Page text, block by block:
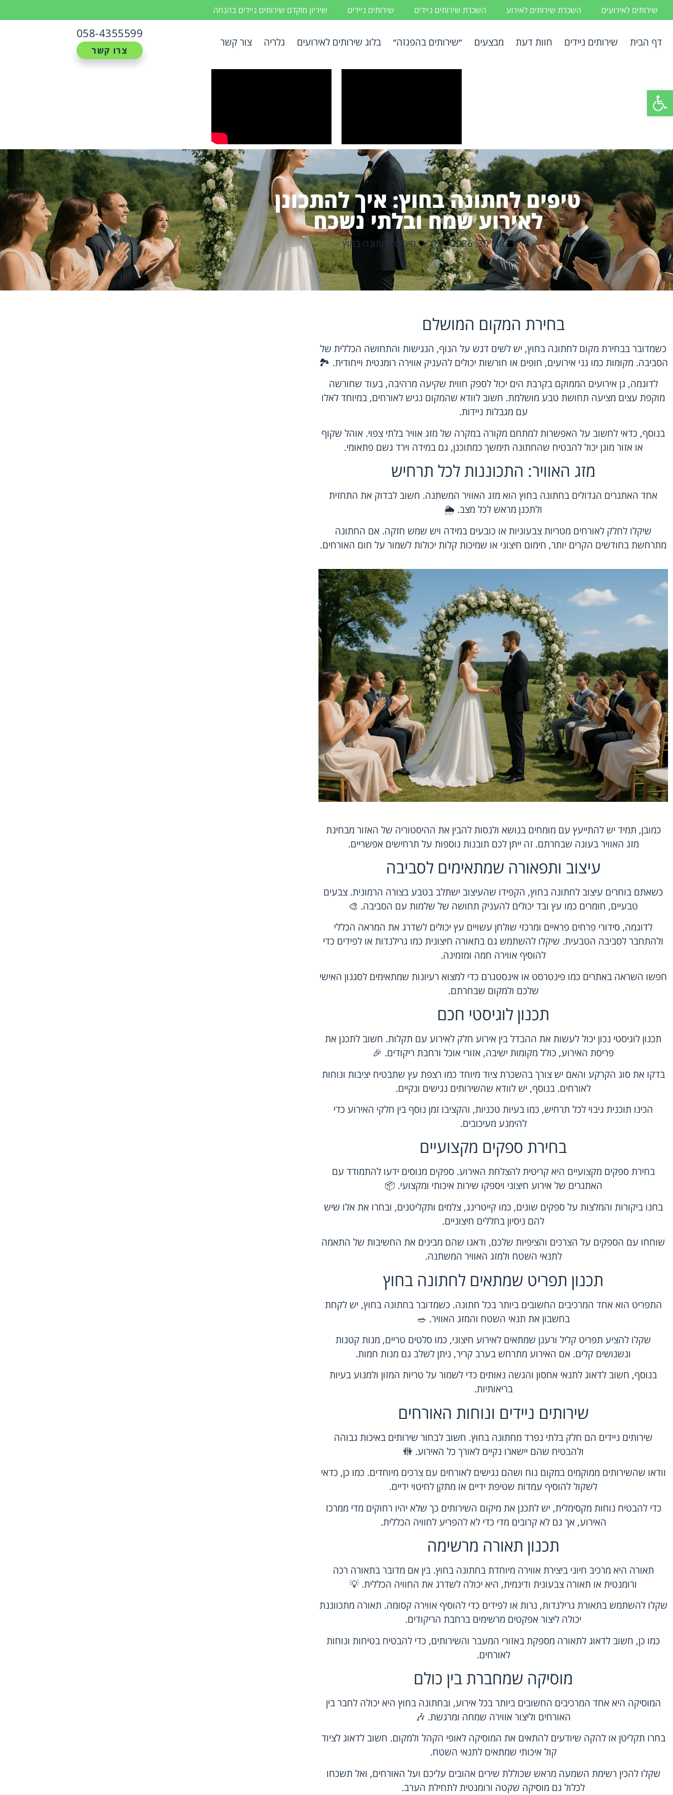
פתח סרגל נגישות
שירותים לאירועים השכרת שירותים לאירוע השכרת שירותים ניידים שירותים ניידים שיריון מוקדם שירותים ניידים בהנחה
דף הבית שירותים ניידים חוות דעת מבצעים ״שירותים בהפגזה״ בלוג שירותים לאירועים גלריה צור קשר
058-4355599
צרו קשר
טיפים לחתונה בחוץ: איך להתכונן
לאירוע שמח ובלתי נשכח
מאי 30, 2026 כללי טיפים לחתונה בחוץ
בחירת המקום המושלם
כשמדובר בבחירת מקום לחתונה בחוץ, יש לשים דגש על הנוף, הנגישות והתחושה הכללית של
הסביבה. מקומות כמו גני אירועים, חופים או חורשות יכולים להעניק אווירה רומנטית וייחודית. 🏞️
לדוגמה, גן אירועים הממוקם בקרבת הים יכול לספק חווית שקיעה מרהיבה, בעוד שחורשה
מוקפת עצים מציעה תחושת טבע מושלמת. חשוב לוודא שהמקום נגיש לאורחים, במיוחד לאלו
עם מגבלות ניידות.
בנוסף, כדאי לחשוב על האפשרות למתחם מקורה במקרה של מזג אוויר בלתי צפוי. אוהל שקוף
או אזור מוגן יכול להבטיח שהחתונה תימשך כמתוכנן, גם במידה וירד גשם פתאומי.
מזג האוויר: התכוננות לכל תרחיש
אחד האתגרים הגדולים בחתונה בחוץ הוא מזג האוויר המשתנה. חשוב לבדוק את התחזית
ולתכנן מראש לכל מצב. 🌦️
שיקלו לחלק לאורחים מטריות צבעוניות או כובעים במידה ויש שמש חזקה. אם החתונה
מתרחשת בחודשים הקרים יותר, חימום חיצוני או שמיכות קלות יכולות לשמור על חום האורחים.
כמובן, תמיד יש להתייעץ עם מומחים בנושא ולנסות להבין את ההיסטוריה של האזור מבחינת
מזג האוויר בעונה שבחרתם. זה ייתן לכם תובנות נוספות על תרחישים אפשריים.
עיצוב ותפאורה שמתאימים לסביבה
כשאתם בוחרים עיצוב לחתונה בחוץ, הקפידו שהעיצוב ישתלב בטבע בצורה הרמונית. צבעים
טבעיים, חומרים כמו עץ ובד יכולים להעניק תחושה של שלמות עם הסביבה. 🎨
לדוגמה, סידורי פרחים פראיים ומרכזי שולחן עשויים עץ יכולים לשדרג את המראה הכללי
ולהתחבר לסביבה הטבעית. שיקלו להשתמש גם בתאורה חיצונית כמו גרילנדות או לפידים כדי
להוסיף אווירה חמה ומזמינה.
חפשו השראה באתרים כמו פינטרסט או אינסטגרם כדי למצוא רעיונות שמתאימים לסגנון האישי
שלכם ולמקום שבחרתם.
תכנון לוגיסטי חכם
תכנון לוגיסטי נכון יכול לעשות את ההבדל בין אירוע חלק לאירוע עם תקלות. חשוב לתכנן את
פריסת האירוע, כולל מקומות ישיבה, אזורי אוכל ורחבת ריקודים. 🎉
בדקו את סוג הקרקע והאם יש צורך בהשכרת ציוד מיוחד כמו רצפת עץ שתבטיח יציבות ונוחות
לאורחים. בנוסף, יש לוודא שהשירותים נגישים ונקיים.
הכינו תוכנית גיבוי לכל תרחיש, כמו בעיות טכניות, והקציבו זמן נוסף בין חלקי האירוע כדי
להימנע מעיכובים.
בחירת ספקים מקצועיים
בחירת ספקים מקצועיים היא קריטית להצלחת האירוע. ספקים מנוסים ידעו להתמודד עם
האתגרים של אירוע חיצוני ויספקו שירות איכותי ומקצועי. 📦
בחנו ביקורות והמלצות על ספקים שונים, כמו קייטרינג, צלמים ותקליטנים, ובחרו את אלו שיש
להם ניסיון בחללים חיצוניים.
שוחחו עם הספקים על הצרכים והציפיות שלכם, ודאגו שהם מבינים את החשיבות של התאמה
לתנאי השטח ולמזג האוויר המשתנה.
תכנון תפריט שמתאים לחתונה בחוץ
התפריט הוא אחד המרכיבים החשובים ביותר בכל חתונה. כשמדובר בחתונה בחוץ, יש לקחת
בחשבון את תנאי השטח והמזג האוויר. 🥗
שקלו להציע תפריט קליל ורענן שמתאים לאירוע חיצוני, כמו סלטים טריים, מנות קטנות
ונשנושים קלים. אם האירוע מתרחש בערב קריר, ניתן לשלב גם מנות חמות.
בנוסף, חשוב לדאוג לתנאי אחסון והגשה נאותים כדי לשמור על טריות המזון ולמנוע בעיות
בריאותיות.
שירותים ניידים ונוחות האורחים
שירותים ניידים הם חלק בלתי נפרד מחתונה בחוץ. חשוב לבחור שירותים באיכות גבוהה
ולהבטיח שהם יישארו נקיים לאורך כל האירוע. 🚻
וודאו שהשירותים ממוקמים במקום נוח ושהם נגישים לאורחים עם צרכים מיוחדים. כמו כן, כדאי
לשקול להוסיף עמדות שטיפת ידיים או מתקן לחיטוי ידיים.
כדי להבטיח נוחות מקסימלית, יש לתכנן את מיקום השירותים כך שלא יהיו רחוקים מדי ממרכז
האירוע, אך גם לא קרובים מדי כדי לא להפריע לחוויה הכללית.
תכנון תאורה מרשימה
תאורה היא מרכיב חיוני ביצירת אווירה מיוחדת בחתונה בחוץ. בין אם מדובר בתאורה רכה
ורומנטית או תאורה צבעונית ודינמית, היא יכולה לשדרג את החוויה הכללית. 💡
שקלו להשתמש בתאורת גרילנדות, נרות או לפידים כדי להוסיף אווירה קסומה. תאורה מתכווננת
יכולה ליצור אפקטים מרשימים ברחבת הריקודים.
כמו כן, חשוב לדאוג לתאורה מספקת באזורי המעבר והשירותים, כדי להבטיח בטיחות ונוחות
לאורחים.
מוסיקה שמחברת בין כולם
המוסיקה היא אחד המרכיבים החשובים ביותר בכל אירוע, ובחתונה בחוץ היא יכולה לחבר בין
האורחים וליצור אווירה שמחה ומרגשת. 🎶
בחרו תקליטן או להקה שיודעים להתאים את המוסיקה לאופי הקהל ולמקום. חשוב לדאוג לציוד
קול איכותי שמתאים לתנאי השטח.
שקלו להכין רשימת השמעה מראש שכוללת שירים אהובים עליכם ועל האורחים, ואל תשכחו
לכלול גם מוסיקה שקטה ורומנטית לתחילת הערב.